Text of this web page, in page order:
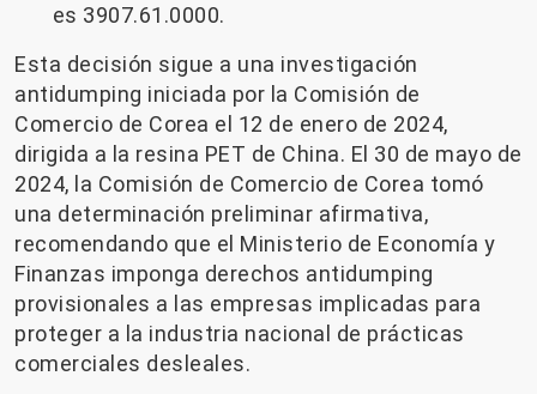
es 3907.61.0000.
Esta decisión sigue a una investigación
antidumping iniciada por la Comisión de
Comercio de Corea el 12 de enero de 2024,
dirigida a la resina PET de China. El 30 de mayo de
2024, la Comisión de Comercio de Corea tomó
una determinación preliminar afirmativa,
recomendando que el Ministerio de Economía y
Finanzas imponga derechos antidumping
provisionales a las empresas implicadas para
proteger a la industria nacional de prácticas
comerciales desleales.